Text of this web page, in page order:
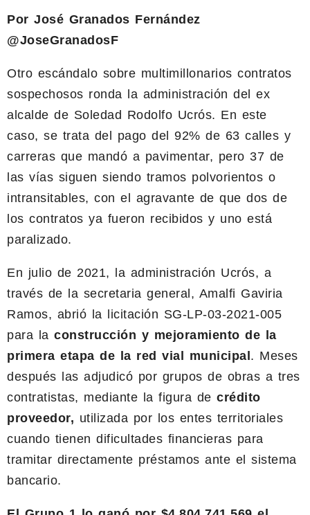
Por José Granados Fernández
@JoseGranadosF
Otro escándalo sobre multimillonarios contratos
sospechosos ronda la administración del ex
alcalde de Soledad Rodolfo Ucrós. En este
caso, se trata del pago del 92% de 63 calles y
carreras que mandó a pavimentar, pero 37 de
las vías siguen siendo tramos polvorientos o
intransitables, con el agravante de que dos de
los contratos ya fueron recibidos y uno está
paralizado.
En julio de 2021, la administración Ucrós, a
través de la secretaria general, Amalfi Gaviria
Ramos, abrió la licitación SG-LP-03-2021-005
para la construcción y mejoramiento de la
primera etapa de la red vial municipal . Meses
después las adjudicó por grupos de obras a tres
contratistas, mediante la figura de crédito
proveedor, utilizada por los entes territoriales
cuando tienen dificultades financieras para
tramitar directamente préstamos ante el sistema
bancario.